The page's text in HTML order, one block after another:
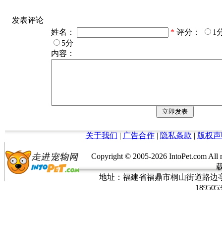
发表评论
姓名：
* 评分：
1
5分
内容：
关于我们 | 广告合作| 隐私条款 | 版权
Copyright © 2005-2026 IntoPet.com
地址：福建省福鼎市桐山街道路边